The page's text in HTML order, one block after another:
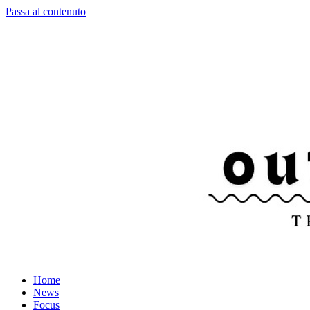
Passa al contenuto
Home
News
Focus